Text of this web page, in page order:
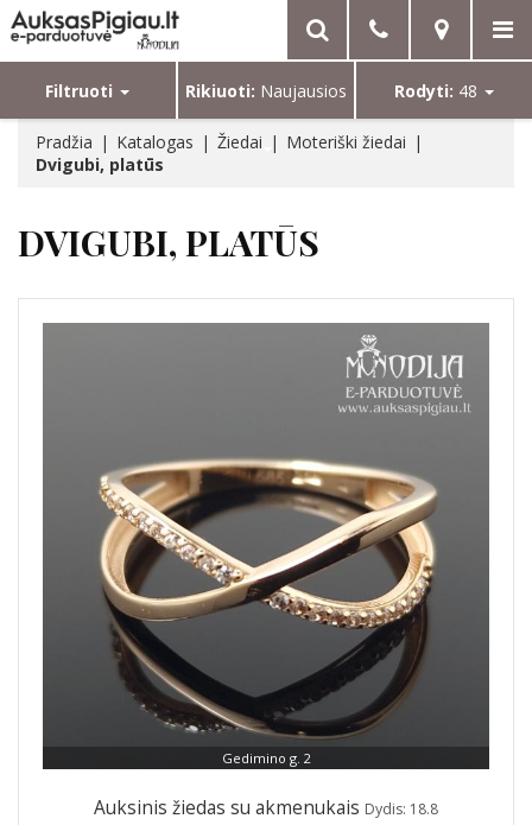
Filtruoti Rikiuoti: Naujausios Rodyti: 48
Pradžia Katalogas Žiedai
Moteriški žiedai
Dvigubi, platūs
DVIGUBI, PLATŪS
Gedimino g. 2
Auksinis žiedas su akmenukais Dydis: 18.8